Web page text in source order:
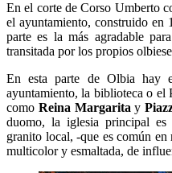
En el corte de Corso Umberto
el ayuntamiento, construido en
parte es la más agradable
transitada por los propios
En esta parte de Olbia hay
ayuntamiento, la biblioteca o el
como Reina Margarita y
duomo, la iglesia principal
granito local, -que es común
multicolor y esmaltada, de